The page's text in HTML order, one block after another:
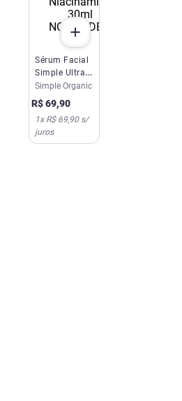
NOVIDADE
Sérum Facial
Simple Ultra
Niacinamida
30ml
Simple Organic
R$69,90
1x R$ 69,90s/
juros